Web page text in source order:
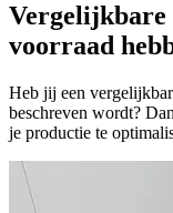
Vergelijkbare
voorraad
Heb jij een
beschreven wordt?
je productie te